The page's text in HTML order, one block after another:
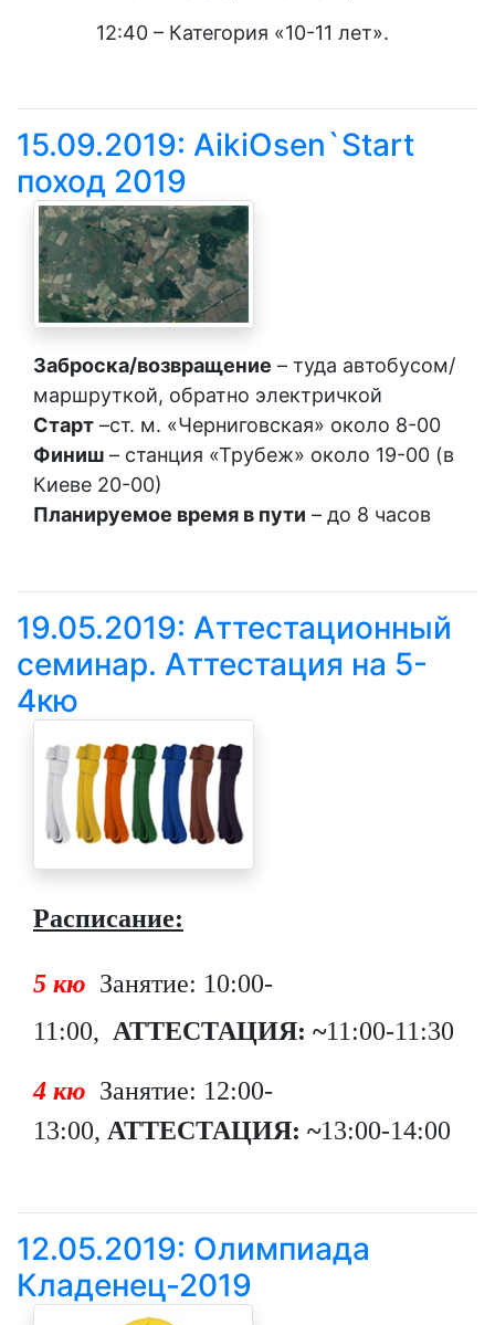
12:40 – Категория «10-11 лет».
15.09.2019: AikiOsen`Start
поход 2019
Заброска/возвращение – туда автобусом/
маршруткой, обратно электричкой
Старт –ст. м. «Черниговская» около 8-00
Финиш – станция «Трубеж» около 19-00 (в
Киеве 20-00)
Планируемое время в пути – до 8 часов
19.05.2019: Аттестационный
семинар. Аттестация на 5-
4кю
Расписание:
5 кю Занятие: 10:00-
11:00, АТТЕСТАЦИЯ: ~11:00-11:30
4 кю Занятие: 12:00-
13:00, АТТЕСТАЦИЯ: ~13:00-14:00
12.05.2019: Олимпиада
Кладенец-2019